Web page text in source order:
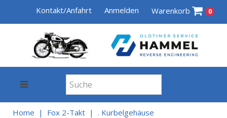
Kontakt/Anfahrt Anmelden Warenkorb 0
Home Fox 2-Takt . Kurbelgehäuse